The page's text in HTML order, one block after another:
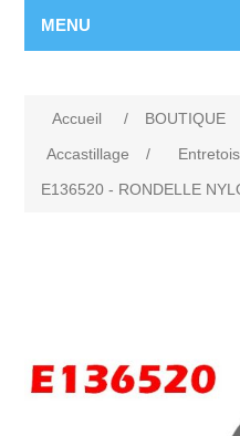
MENU
Accueil / BOUTIQUE
Accastillage
/
E136520 - RONDELLE